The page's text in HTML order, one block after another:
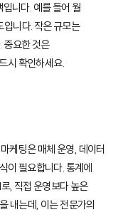
니다. 예를 들어 월
니다. 작은 규모는
중요한 것은
시 확인하세요.
케팅은 매체 운영, 데이터
이 필요합니다. 통계에
, 직접 운영보다 높은
내는데, 이는 전문가의